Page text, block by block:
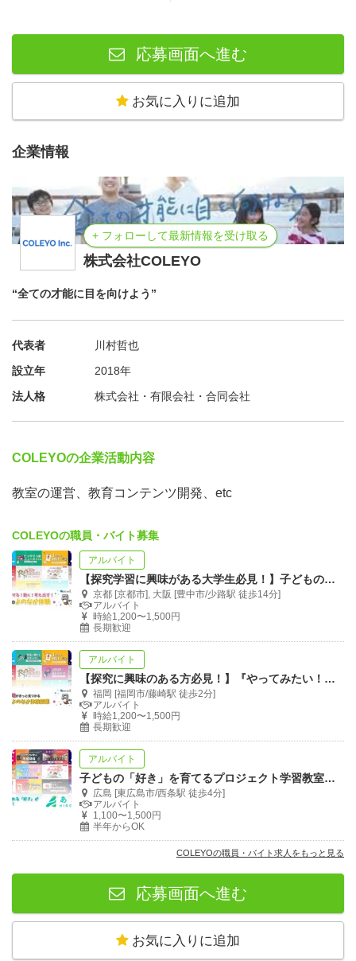
●企業とのタイアップ授業開発
企業、団体からの依頼を受けて、PBLやアクティブラーニ
ングのノハウを活かした授業制作を行います。
▼どんな活動ができる？▼
「プロジェクト型学習教室studioあお」「寺子屋LABO」
の教室運営に関わっていただきます。
生徒(小4~高校生)にお商売やプログラミング、デザイン、
建築などを子どもの興味関心に沿って、プロジェクトを経
て、プロジェクトを通じて学んでいくためのカリキュラム
づくり・コーチングに取り組んでいただきます。
「もっと挑戦したい！」、「子どもたちのためにこんな授
業をしてみたい！」という方は、
コンテンツをつくる側の仕事にも携わってもらうこともあ
ベンチャーなので、業務はそんなに綺麗に切り分けられな
いことも多々です。
目標に向けて、互いに助け合える姿勢のある方が望ましい
応募画面へ進む
お気に入りに追加
企業情報
+ フォローして最新情報を受け取る
株式会社COLEYO
“全ての才能に目を向けよう”
代表者
川村哲也
設立年
2018年
法人格
株式会社・有限会社・合同会社
COLEYOの企業活動内容
教室の運営、教育コンテンツ開発、etc
COLEYOの職員・バイト募集
アルバイト
【探究学習に興味がある大学生必見！】子どものやってみたいを伴走するスタッフ募集！
京都 [京都市], 大阪 [豊中市/少路駅 徒歩14分]
アルバイト
時給1,200〜1,500円
長期歓迎
アルバイト
【探究に興味のある方必見！】『やってみたい！』を伴走する教室の有償インターン！
福岡 [福岡市/藤崎駅 徒歩2分]
アルバイト
時給1,200〜1,500円
長期歓迎
アルバイト
子どもの「好き」を育てるプロジェクト学習教室 ゼロから一緒につくる仲間を大募集！
広島 [東広島市/西条駅 徒歩4分]
アルバイト
1,100〜1,500円
半年からOK
COLEYOの職員・バイト求人をもっと見る
応募画面へ進む
お気に入りに追加